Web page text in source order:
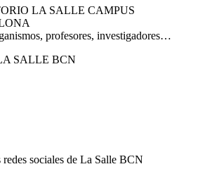
LA SALLE CAMPUS
profesores, investigadores…
SALLE BCN
redes sociales de La Salle BCN